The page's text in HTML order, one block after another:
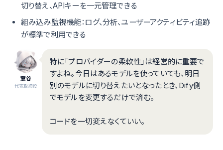
切り替え、APIキーを一元管理できる
組み込み監視機能：ログ、分析、ユーザーアクティビティ追跡
が標準で利用できる
室谷
代表取締役
特に「プロバイダーの柔軟性」は経営的に重要で
すよね。今日はあるモデルを使っていても、明日
別のモデルに切り替えたいとなったとき、Dify側
でモデルを変更するだけで済む。
コードを一切変えなくていい。